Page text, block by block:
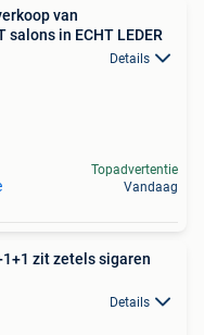
van
salons in ECHT LEDER
Details
Topadvertentie
Vandaag
zit zetels sigaren
Details